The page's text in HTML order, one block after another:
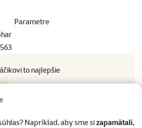
Napríklad, aby sme sizapamätali,
Parametre
to najlepšie
Super zoo